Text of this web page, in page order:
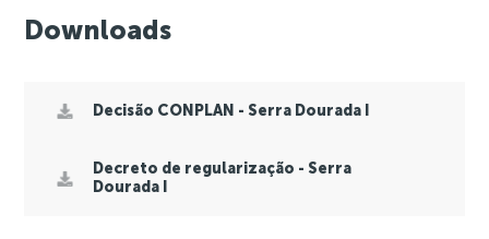
Downloads
Decisão CONPLAN - Serra Dourada I
Decreto de regularização - Serra
Dourada I